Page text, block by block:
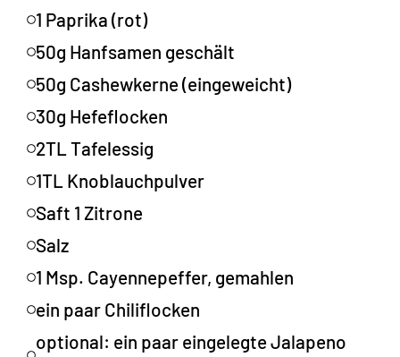
1 Paprika (rot)
50g Hanfsamen geschält
50g Cashewkerne (eingeweicht)
30g Hefeflocken
2TL Tafelessig
1TL Knoblauchpulver
Saft 1 Zitrone
Salz
1 Msp. Cayennepeffer, gemahlen
ein paar Chiliflocken
optional: ein paar eingelegte Jalapeno